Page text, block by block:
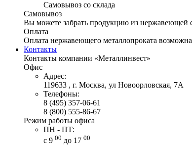
Самовывоз со склада
Самовывоз
Вы можете забрать продукцию из нержавеющей
Оплата
Оплата нержавеющего металлопроката
Контакты
Контакты компании «Металлинвест»
Офис
Адрес:
119633 , г. Москва, ул Новоорловская, 7А
Телефоны:
8 (495) 357-06-61
8 (800) 555-86-67
Режим работы офиса
ПН - ПТ:
с 9 00 до 17 00